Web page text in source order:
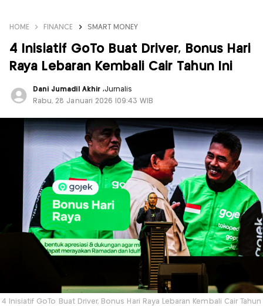
HOME FINANCE SMART MONEY
4 Inisiatif GoTo Buat Driver, Bonus Hari
Raya Lebaran Kembali Cair Tahun Ini
Dani Jumadil Akhir ,Jurnalis
Rabu, 28 Januari 2026 |09:43 WIB
4 Inisiatif GoTo Buat Driver, Bonus Hari Raya Lebaran Kembali Cair Tahun